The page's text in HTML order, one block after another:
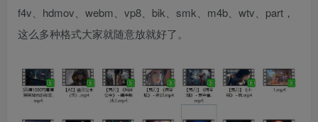
f4v、hdmov、webm、vp8、bik、smk、m4b、wtv、part，
这么多种格式大家就随意放就好了。